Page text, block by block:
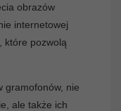
obrazów
internetowej
które pozwolą
gramofonów, nie
ale także ich